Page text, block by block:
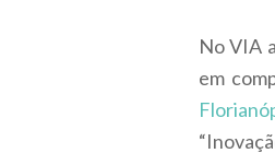
No VIA
em